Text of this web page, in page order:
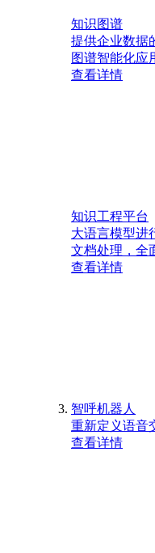
知识图谱
提供企业数据
图谱智能化应
查看详情
知识工程平台
大语言模型进
文档处理，全
查看详情
智呼机器人
重新定义语音
查看详情